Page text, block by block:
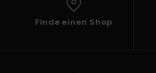
Finde einen Shop